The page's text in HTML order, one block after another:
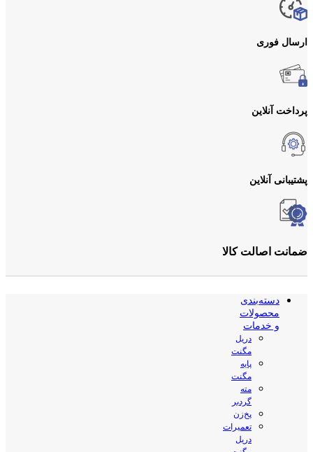
ارسال فوری
پرداخت آنلاین
پشتیبانی آنلاین
ضمانت اصالت کالا
دسته‌بندی
محصولات
و خدمات
دریل
مگنت
پایه
مگنت
مته
گردبر
پخ‌زن
تعمیرات
دریل